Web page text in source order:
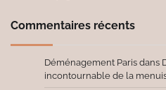
Commentaires récents
Déménagement Paris dans
incontournable de la